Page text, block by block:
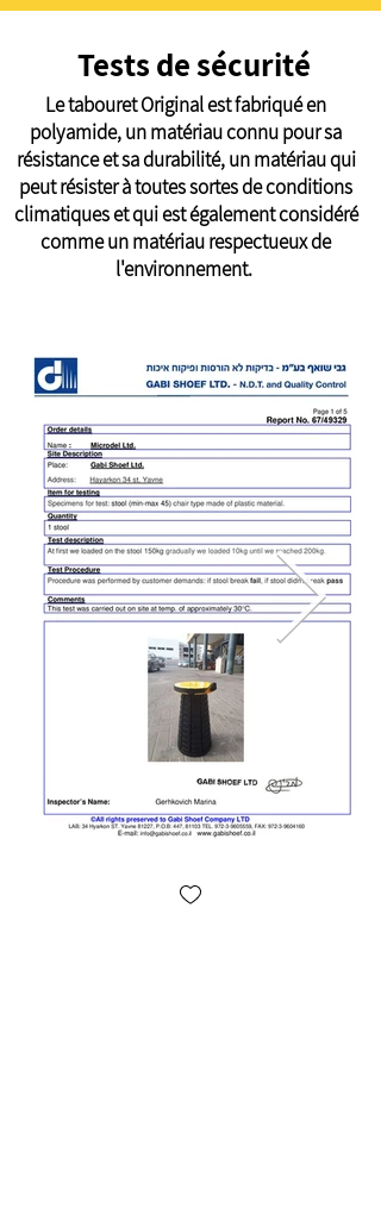
Tests de sécurité
Le tabouret Original est fabriqué en
polyamide, un matériau connu pour sa
résistance et sa durabilité, un matériau qui
peut résister à toutes sortes de conditions
climatiques et qui est également considéré
comme un matériau respectueux de
l'environnement.